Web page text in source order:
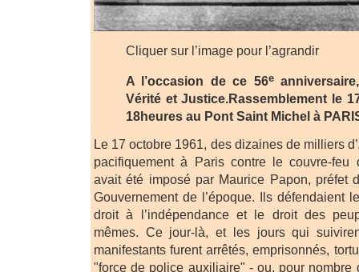
Cliquer sur l’image pour l’agrandir
A l’occasion de ce 56e
Vérité et Justice.Rassemblement le
18heures au Pont Saint Michel à
Le 17 octobre 1961, des dizaines de milliers
pacifiquement à Paris contre le couvre-feu
avait été imposé par Maurice Papon, préfet
Gouvernement de l’époque. Ils défendaient
droit à l’indépendance et le droit des
mêmes. Ce jour-là, et les jours qui
manifestants furent arrêtés, emprisonnés,
"force de police auxiliaire" - ou, pour nombre